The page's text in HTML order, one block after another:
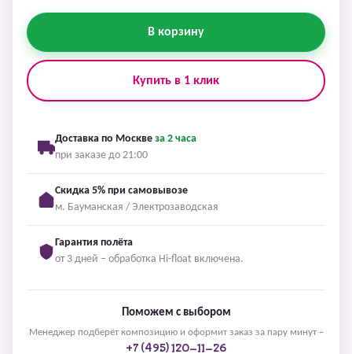
В корзину
Купить в 1 клик
Доставка по Москве за 2 часа
при заказе до 21:00
Скидка 5% при самовывозе
м. Бауманская / Электрозаводская
Гарантия полёта
от 3 дней – обработка Hi-float включена.
Поможем с выбором
Менеджер подберёт композицию и оформит заказ за пару минут –
+7 (495) 120-11-26